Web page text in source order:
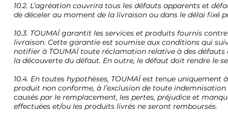
10.2. L’agréation couvrira tous les défauts apparents et
de déceler au moment de la livraison ou dans le délai fixé
10.3. TOUMAÏ garantit les services et produits fournis
livraison. Cette garantie est soumise aux conditions qui
notifier à TOUMAÏ toute réclamation relative à des
la découverte du défaut. En outre, le défaut doit rendre le
10.4. En toutes hypothèses, TOUMAÏ est tenue
produit non conforme, à l’exclusion de toute
causés par le remplacement, les pertes, préjudice et
effectuées et/ou les produits livrés ne seront remboursés.